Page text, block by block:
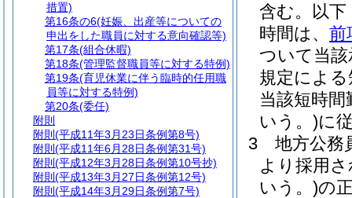
含む。以下
時間は、 前
ついて当
規定によ
当該短時
いう。)に
3
地方公務
より採用
いう。)の
措置)
第16条の6(妊娠、出産等についての
申出をした職員に対する意向確認等)
第17条(組合休暇)
第18条(管理監督職員等に対する特例)
第19条(育児休業に伴う臨時的任用職
員等に対する特例)
第20条(委任)
附則
附則 (平成11年3月23日条例第8号)
附則 (平成11年6月28日条例第31号)
附則 (平成12年3月28日条例第10号抄)
附則 (平成13年3月27日条例第12号)
附則 (平成14年3月29日条例第7号)